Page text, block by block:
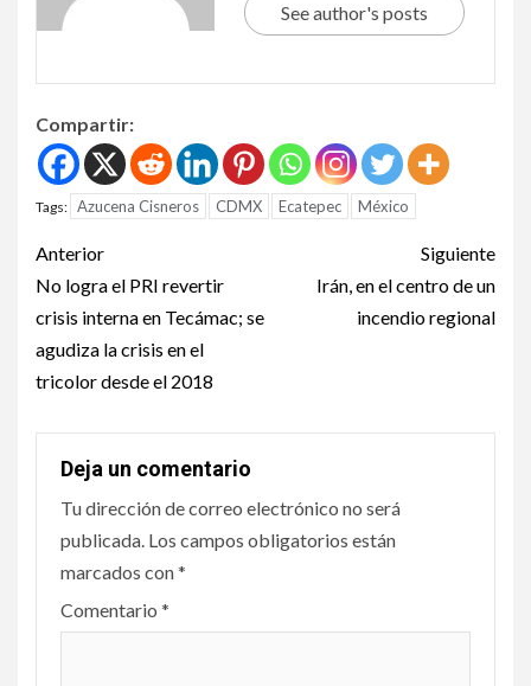
See author's posts
Compartir:
Tags: Azucena Cisneros CDMX Ecatepec México
Anterior
No logra el PRI revertir
crisis interna en Tecámac; se
agudiza la crisis en el
tricolor desde el 2018
Siguiente
Irán, en el centro de un
incendio regional
Deja un comentario
Tu dirección de correo electrónico no será
publicada. Los campos obligatorios están
marcados con*
Comentario *